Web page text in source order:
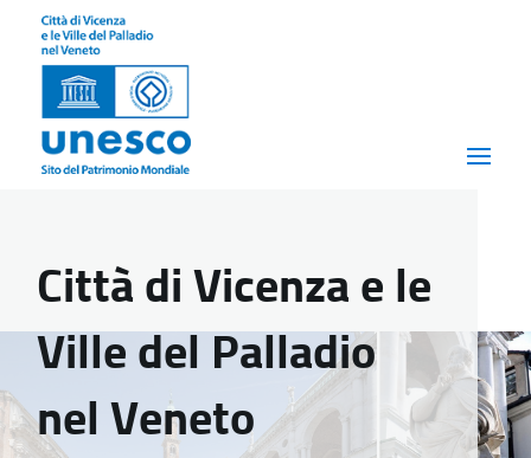
Città di Vicenza e le
Ville del Palladio
nel Veneto